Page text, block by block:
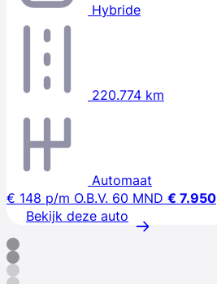
Hybride
220.774 km
Automaat
€ 148 p/m O.B.V. 60 MND € 7.950
Bekijk deze auto